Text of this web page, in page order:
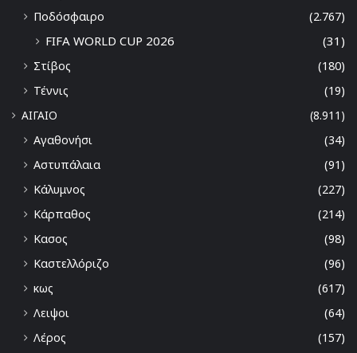
Ποδόσφαιρο
(2.767)
FIFA WORLD CUP 2026 (31)
Στίβος
(180)
Τέννις
(19)
ΑΙΓΑΙΟ
(8.911)
Αγαθονήσι
(34)
Αστυπάλαια
(91)
Κάλυμνος
(227)
Κάρπαθος
(214)
Κασος
(98)
Καστελλόριζο
(96)
κως
(617)
Λειψοι
(64)
Λέρος
(157)